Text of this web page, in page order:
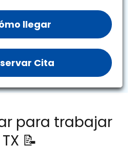
llegar
Cita
para trabajar
📝